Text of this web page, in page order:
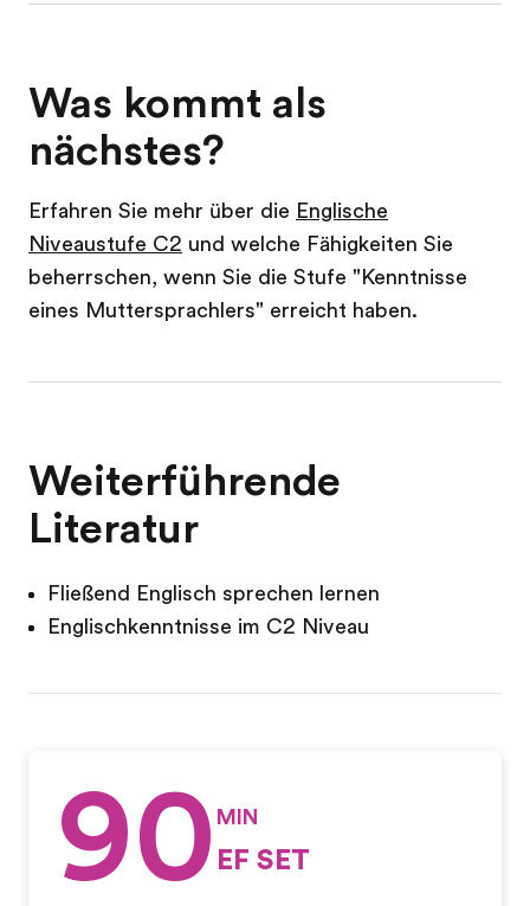
Was kommt als
nächstes?
Erfahren Sie mehr über die Englische
Niveaustufe C2 und welche Fähigkeiten Sie
beherrschen, wenn Sie die Stufe "Kenntnisse
eines Muttersprachlers" erreicht haben.
Weiterführende
Literatur
Fließend Englisch sprechen lernen
Englischkenntnisse im C2 Niveau
90 MIN
EF SET